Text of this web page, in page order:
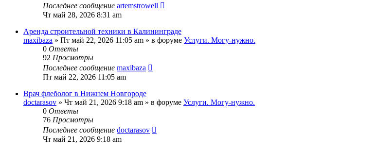
Последнее сообщение artemstrowell
Чт май 28, 2026 8:31 am
Аренда строительной техники в Калининграде
maxibaza » Пт май 22, 2026 11:05 am » в форуме Услуги. Могу-нужно.
0 Ответы
92 Просмотры
Последнее сообщение maxibaza
Пт май 22, 2026 11:05 am
Врач флеболог в Нижнем Новгороде
doctarasov » Чт май 21, 2026 9:18 am » в форуме Услуги. Могу-нужно.
0 Ответы
76 Просмотры
Последнее сообщение doctarasov
Чт май 21, 2026 9:18 am